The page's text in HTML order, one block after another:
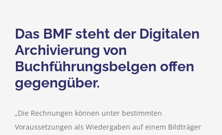
Das BMF steht der Digitalen
Archivierung von
Buchführungsbelgen offen
gegengüber.
„Die Rechnungen können unter bestimmten
Voraussetzungen als Wiedergaben auf einem Bildträger